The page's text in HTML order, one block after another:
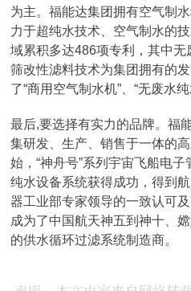
为主。福能达集团拥有空气制
力于超纯水技术、空气制水的
域累积多达486项专利，其中
筛改性滤料技术为集团拥有的
了“商用空气制水机”、“无废水纯
最后,要选择有实力的品牌。福
集研发、生产、销售于一体的
始，“神舟号”系列宇宙飞船电
纯水设备系统获得成功，得到
器工业部专家领导的一致认可
成为了中国航天神五到神十、
的供水循环过滤系统制造商。